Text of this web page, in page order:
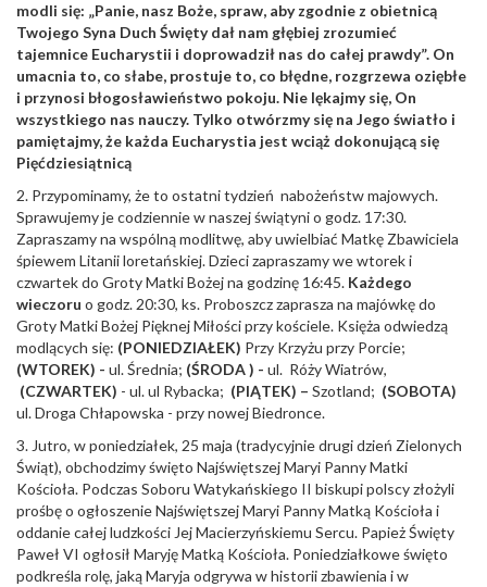
modli się: „Panie, nasz Boże, spraw, aby zgodnie z obietnicą
Twojego Syna Duch Święty dał nam głębiej zrozumieć
tajemnice Eucharystii i doprowadził nas do całej prawdy”. On
umacnia to, co słabe, prostuje to, co błędne, rozgrzewa oziębłe
i przynosi błogosławieństwo pokoju. Nie lękajmy się, On
wszystkiego nas nauczy. Tylko otwórzmy się na Jego światło i
pamiętajmy, że każda Eucharystia jest wciąż dokonującą się
Pięćdziesiątnicą
2. Przypominamy, że to ostatni tydzień nabożeństw majowych.
Sprawujemy je codziennie w naszej świątyni o godz. 17:30.
Zapraszamy na wspólną modlitwę, aby uwielbiać Matkę Zbawiciela
śpiewem Litanii loretańskiej. Dzieci zapraszamy we wtorek i
czwartek do Groty Matki Bożej na godzinę 16:45. Każdego
wieczoru o godz. 20:30, ks. Proboszcz zaprasza na majówkę do
Groty Matki Bożej Pięknej Miłości przy kościele. Księża odwiedzą
modlących się: (PONIEDZIAŁEK) Przy Krzyżu przy Porcie;
(WTOREK) - ul. Średnia; (ŚRODA ) - ul. Róży Wiatrów,
(CZWARTEK) - ul. ul Rybacka; (PIĄTEK) – Szotland; (SOBOTA)
ul. Droga Chłapowska - przy nowej Biedronce.
3. Jutro, w poniedziałek, 25 maja (tradycyjnie drugi dzień Zielonych
Świąt), obchodzimy święto Najświętszej Maryi Panny Matki
Kościoła. Podczas Soboru Watykańskiego II biskupi polscy złożyli
prośbę o ogłoszenie Najświętszej Maryi Panny Matką Kościoła i
oddanie całej ludzkości Jej Macierzyńskiemu Sercu. Papież Święty
Paweł VI ogłosił Maryję Matką Kościoła. Poniedziałkowe święto
podkreśla rolę, jaką Maryja odgrywa w historii zbawienia i w